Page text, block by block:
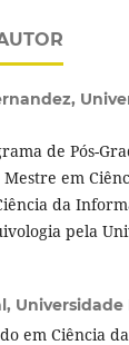
de Pós-
Mestre em
da
pela
Universidade
em Ciência